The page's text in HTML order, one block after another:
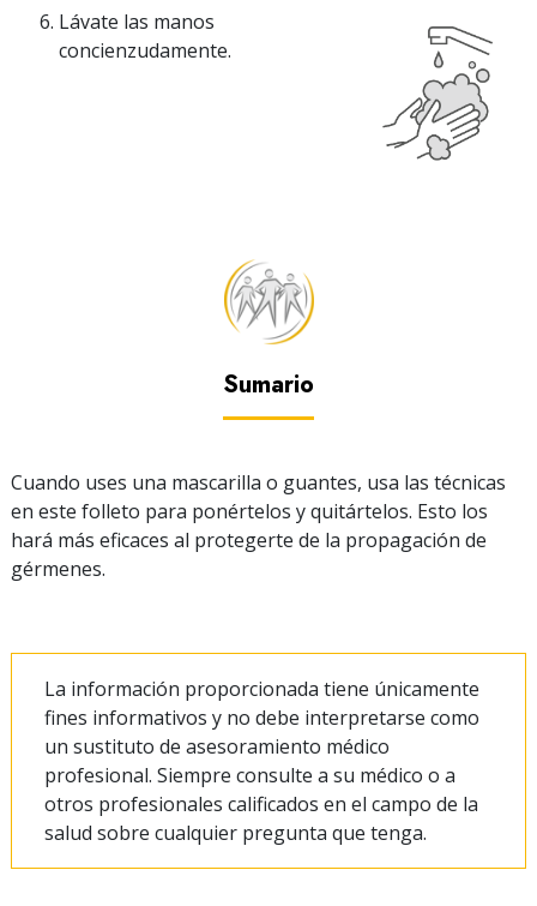
Lávate las manos
concienzudamente.
Sumario
Cuando uses una mascarilla o guantes, usa las técnicas
en este folleto para ponértelos y quitártelos. Esto los
hará más eficaces al protegerte de la propagación de
gérmenes.
La información proporcionada tiene únicamente
fines informativos y no debe interpretarse como
un sustituto de asesoramiento médico
profesional. Siempre consulte a su médico o a
otros profesionales calificados en el campo de la
salud sobre cualquier pregunta que tenga.